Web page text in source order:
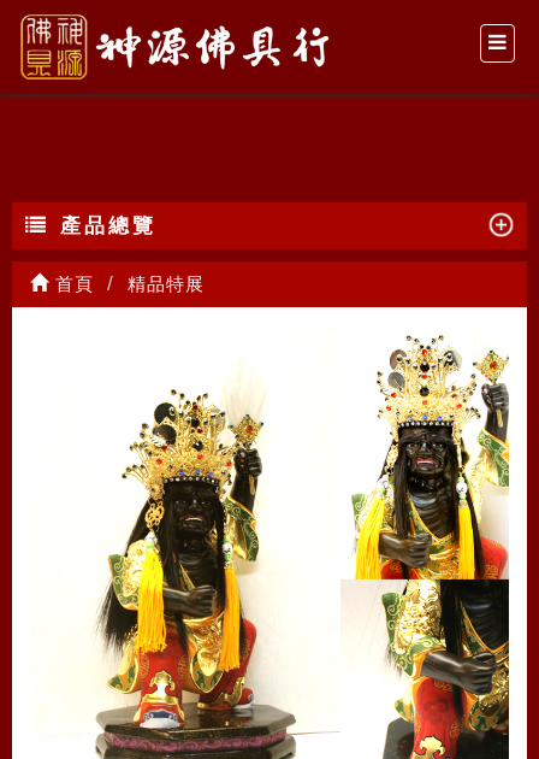
精品特展
產品總覽
首頁 精品特展